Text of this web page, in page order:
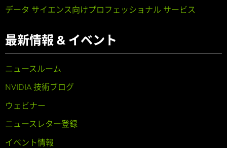
データ サイエンス向けプロフェッショナル サービス
最新情報 & イベント
ニュースルーム
NVIDIA 技術ブログ
ウェビナー
ニュースレター登録
イベント情報